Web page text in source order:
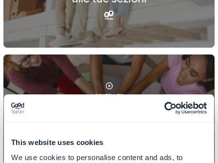
This website uses cookies
We use cookies to personalise content and ads, to
CONTENUTO
Come aggiungere link alle sezioni